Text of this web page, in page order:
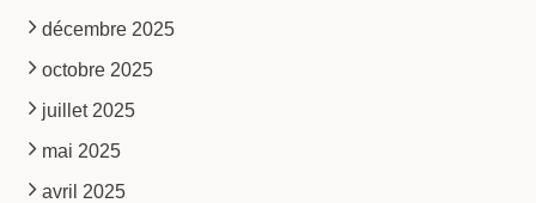
décembre 2025
octobre 2025
juillet 2025
mai 2025
avril 2025